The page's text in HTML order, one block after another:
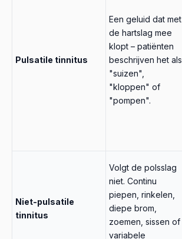
Pulsatile tinnitus
Een geluid dat met
de hartslag mee
klopt – patiënten
beschrijven het als
"suizen",
"kloppen" of
"pompen".
Niet-pulsatile
tinnitus
Volgt de polsslag
niet. Continu
piepen, rinkelen,
diepe brom,
zoemen, sissen of
variabele